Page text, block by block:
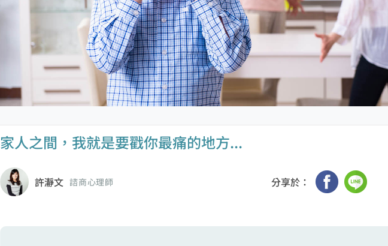
家人之間，我就是要戳你最痛的地方...
許瀞文 諮商心理師 分享於：